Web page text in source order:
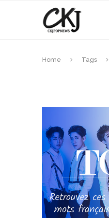
Home Tags